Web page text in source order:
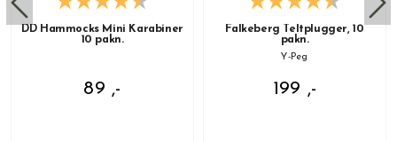
DD Hammocks Mini Karabiner
10 pakn.
89 ,-
Falkeberg Teltplugger, 10
pakn.
Y-Peg
199 ,-